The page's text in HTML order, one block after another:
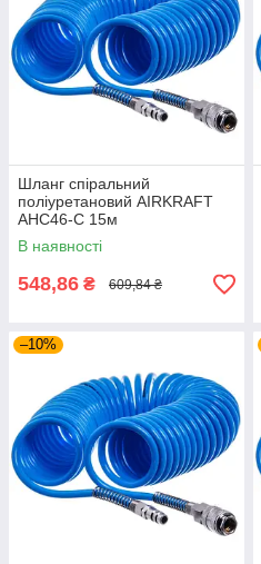
Шланг спіральний
поліуретановий AIRKRAFT
AHC46-C 15м
В наявності
548,86 ₴ 609,84 ₴
–10%